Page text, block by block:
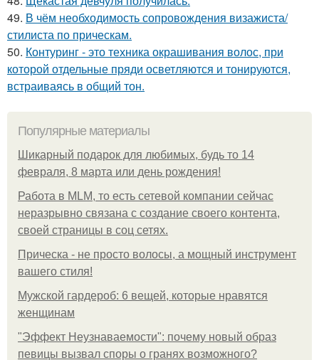
49. В чём необходимость сопровождения визажиста/
стилиста по прическам.
50. Контуринг - это техника окрашивания волос, при
которой отдельные пряди осветляются и тонируются,
встраиваясь в общий тон.
Популярные материалы
Шикарный подарок для любимых, будь то 14
февраля, 8 марта или день рождения!
Работа в MLM, то есть сетевой компании сейчас
неразрывно связана с создание своего контента,
своей страницы в соц сетях.
Прическа - не просто волосы, а мощный инструмент
вашего стиля!
Мужской гардероб: 6 вещей, которые нравятся
женщинам
"Эффект Неузнаваемости": почему новый образ
певицы вызвал споры о гранях возможного?